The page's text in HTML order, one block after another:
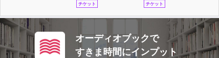
チケット チケット
オーディオブックで
すきま時間にインプット